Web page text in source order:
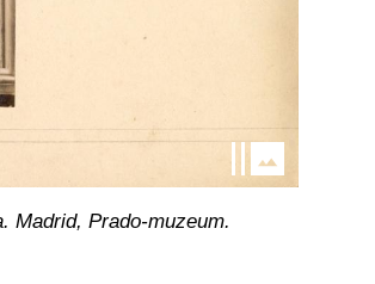
Madrid, Prado-muzeum.